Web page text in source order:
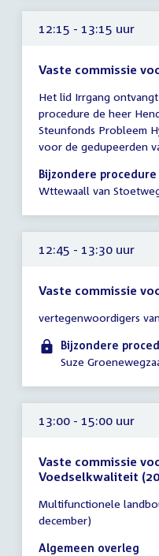
12:15 - 13:15 uur
Vaste commissie
vergadering
12:15
-
13:15
uur
Het lid Irrgang
procedure de heer
Steunfonds Probleem
voor de gedupeerden
Bijzondere procedure
Wttewaall van
12:45 - 13:30 uur
Vaste commissie
vergadering
12:45
-
uur
vertegenwoordigers
Bijzondere
Suze
13:00 - 15:00 uur
Vaste commissie
Voedselkwaliteit
vergadering
13:00
-
Multifunctionele
december)
Algemeen overleg